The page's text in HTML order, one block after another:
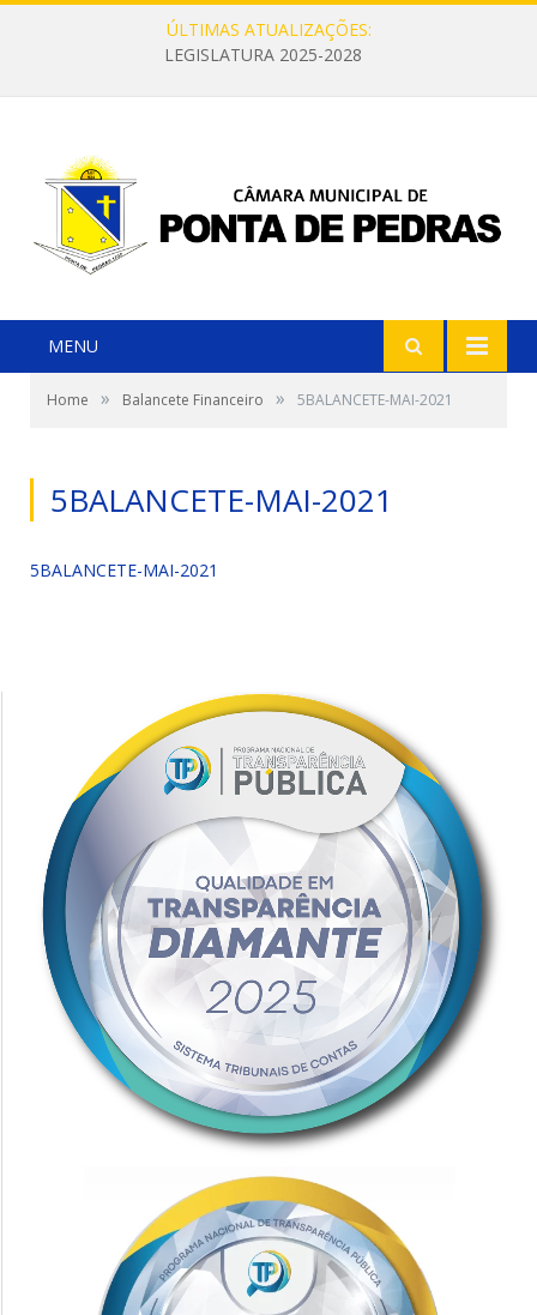
ÚLTIMAS ATUALIZAÇÕES:
LEGISLATURA 2025-2028
MENU
Home » Balancete Financeiro » 5BALANCETE-MAI-2021
5BALANCETE-MAI-2021
5BALANCETE-MAI-2021